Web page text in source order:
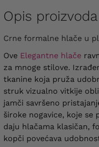
34/
gležnja 70
58
opseg
struk
34/
gležnja 72
60
opseg
152-162 cm
struk 35/
gležnja
74
opseg
158-168
Opis proizvoda
Crne formalne hlače u
Ove Elegantne hlače
za mnoge stilove.
tkanine koja pruža
struk vizualno vitkije
jamči savršeno
široke nogavice, koje se
daju hlačama klasičan,
kopči povećava